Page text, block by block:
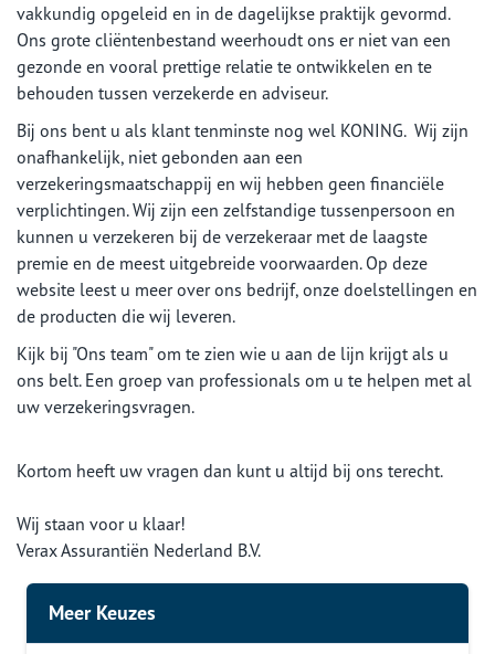
vakkundig opgeleid en in de dagelijkse praktijk gevormd.
Ons grote cliëntenbestand weerhoudt ons er niet van een
gezonde en vooral prettige relatie te ontwikkelen en te
behouden tussen verzekerde en adviseur.
Bij ons bent u als klant tenminste nog wel KONING. Wij zijn
onafhankelijk, niet gebonden aan een
verzekeringsmaatschappij en wij hebben geen financiële
verplichtingen. Wij zijn een zelfstandige tussenpersoon en
kunnen u verzekeren bij de verzekeraar met de laagste
premie en de meest uitgebreide voorwaarden. Op deze
website leest u meer over ons bedrijf, onze doelstellingen en
de producten die wij leveren.
Kijk bij "Ons team" om te zien wie u aan de lijn krijgt als u
ons belt. Een groep van professionals om u te helpen met al
uw verzekeringsvragen.
Kortom heeft uw vragen dan kunt u altijd bij ons terecht.
Wij staan voor u klaar!
Verax Assurantiën Nederland B.V.
Meer Keuzes